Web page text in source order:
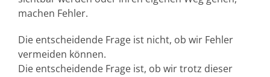
machen Fehler.
Die entscheidende Frage ist nicht, ob wir Fehler
vermeiden können.
Die entscheidende Frage ist, ob wir trotz dieser